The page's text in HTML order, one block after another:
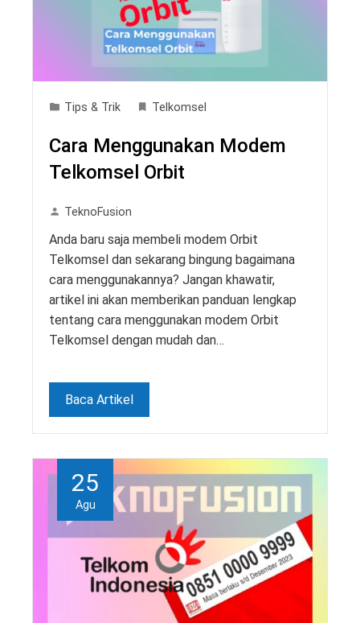
Tips & Trik Telkomsel
Cara Menggunakan Modem
Telkomsel Orbit
TeknoFusion
Anda baru saja membeli modem Orbit
Telkomsel dan sekarang bingung bagaimana
cara menggunakannya? Jangan khawatir,
artikel ini akan memberikan panduan lengkap
tentang cara menggunakan modem Orbit
Telkomsel dengan mudah dan…
Baca Artikel
25
Agu